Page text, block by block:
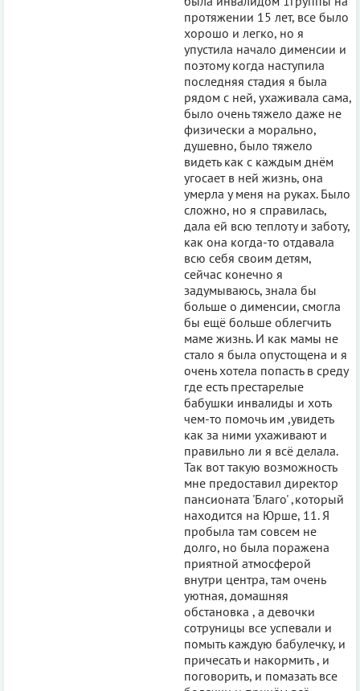
протяжении 15 лет, все было
хорошо и легко, но я
упустила начало дименсии и
поэтому когда наступила
последняя стадия я была
рядом с ней, ухаживала сама,
было очень тяжело даже не
физически а морально,
душевно, было тяжело
видеть как с каждым днём
угосает в ней жизнь, она
умерла у меня на руках. Было
сложно, но я справилась,
дала ей всю теплоту и заботу,
как она когда-то отдавала
всю себя своим детям,
сейчас конечно я
задумываюсь, знала бы
больше о дименсии, смогла
бы ещё больше облегчить
маме жизнь. И как мамы не
стало я была опустощена и я
очень хотела попасть в среду
где есть престарелые
бабушки инвалиды и хоть
чем-то помочь им ,увидеть
как за ними ухаживают и
правильно ли я всё делала.
Так вот такую возможность
мне предоставил директор
пансионата 'Благо' ,который
находится на Юрше, 11. Я
пробыла там совсем не
долго, но была поражена
приятной атмосферой
внутри центра, там очень
уютная, домашняя
обстановка , а девочки
сотруницы все успевали и
помыть каждую бабулечку, и
причесать и накормить , и
поговорить, и помазать все